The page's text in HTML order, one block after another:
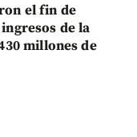
el fin de
de la
millones de